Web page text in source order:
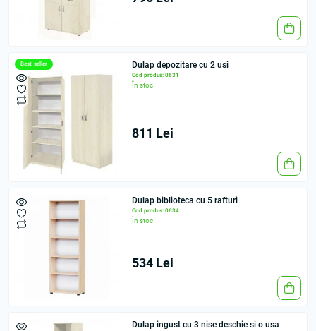
Best-seller Dulap depozitare cu 2 usi
Cod produs: 0631
În stoc
811 Lei
Dulap biblioteca cu 5 rafturi
Cod produs: 0634
În stoc
534 Lei
Dulap ingust cu 3 nise deschie si o usa